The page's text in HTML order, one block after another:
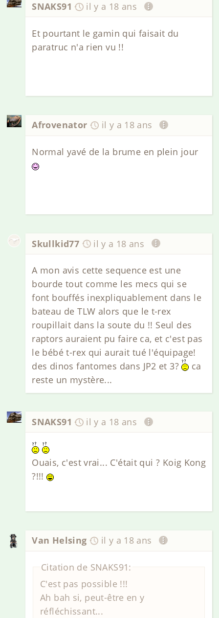
SNAKS91 il y a 18 ans
Et pourtant le gamin qui faisait du
paratruc n'a rien vu !!
Afrovenator il y a 18 ans
Normal yavé de la brume en plein jour
Skullkid77 il y a 18 ans
A mon avis cette sequence est une
bourde tout comme les mecs qui se
font bouffés inexpliquablement dans le
bateau de TLW alors que le t-rex
roupillait dans la soute du !! Seul des
raptors auraient pu faire ca, et c'est pas
le bébé t-rex qui aurait tué l'équipage!
des dinos fantomes dans JP2 et 3?
ca
reste un mystère...
SNAKS91 il y a 18 ans
Ouais, c'est vrai... C'était qui ? Koig Kong
?!!!
Van Helsing il y a 18 ans
Citation de SNAKS91:
C'est pas possible !!!
Ah bah si, peut-être en y
réfléchissant...